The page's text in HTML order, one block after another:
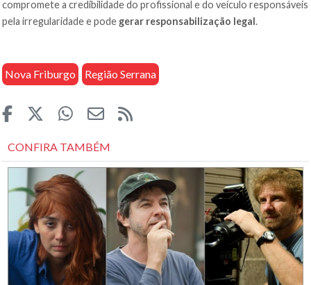
compromete a credibilidade do profissional e do veículo responsáveis
pela irregularidade e pode gerar responsabilização legal.
Nova Friburgo Região Serrana
CONFIRA TAMBÉM